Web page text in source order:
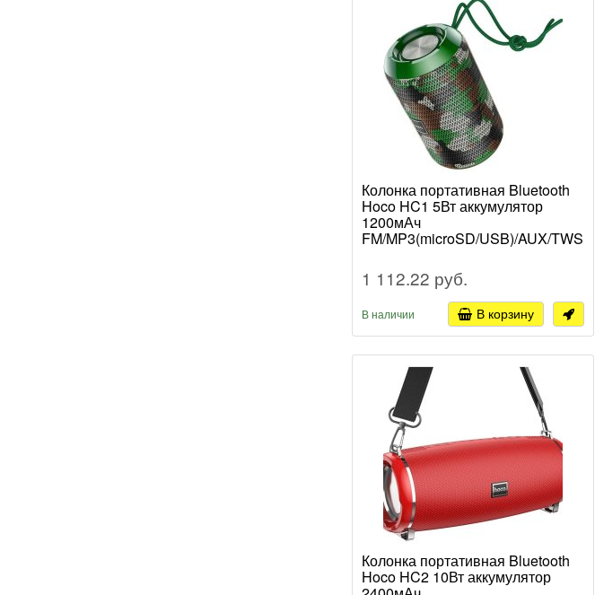
Колонка портативная Bluetooth
Hoco HC1 5Вт аккумулятор
1200мАч
FM/MP3(microSD/USB)/AUX/TWS
1 112.22 руб.
В наличии В корзину
Колонка портативная Bluetooth
Hoco HC2 10Вт аккумулятор